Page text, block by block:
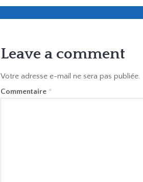
Leave a comment
Votre adresse e-mail ne sera pas publiée.
Commentaire *